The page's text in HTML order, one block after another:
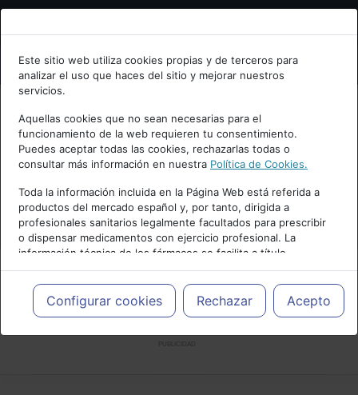
Bienvenid@ a psiquiatria.com
Escribe tu Email
Accede o regístrate con tu email.
Cancelar
Este sitio web utiliza cookies propias y de terceros para
analizar el uso que haces del sitio y mejorar nuestros
servicios.
Aquellas cookies que no sean necesarias para el
funcionamiento de la web requieren tu consentimiento.
Puedes aceptar todas las cookies, rechazarlas todas o
consultar más información en nuestra Política de Cookies.
Toda la información incluida en la Página Web está referida a
productos del mercado español y, por tanto, dirigida a
profesionales sanitarios legalmente facultados para prescribir
o dispensar medicamentos con ejercicio profesional. La
información técnica de los fármacos se facilita a título
meramente informativo, siendo responsabilidad de los
profesionales facultados prescribir medicamentos y decidir, en
cada caso concreto, el tratamiento más adecuado a las
necesidades del paciente.
Configurar cookies Rechazar Acepto